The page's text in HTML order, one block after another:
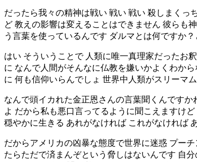
だったら我々の精神は戦い 戦い 戦い 殺しまく
ど 教えの影響は変えることはできません 彼らも
う言葉を使っているんです ダルマとは何ですか
はい そういうことで 人類に唯一真理家だったお
に なんで人間がそんなに仏教を嫌いかよくわか
に 何も信仰いらんでしょ 世界中人類がスリーマ
なんで頭イカれた金正恩さんの言葉聞くんです
よ だから私も悪口言ってるように聞こえますけ
穏やかに生きる あれがなければ これがなければ
だからアメリカの凶暴な態度で世界に迷惑 プー
たらただで済まんぞという脅しはないんです 自